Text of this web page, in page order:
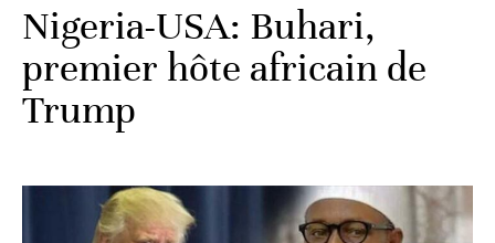
Nigeria-USA: Buhari,
premier hôte africain de
Trump